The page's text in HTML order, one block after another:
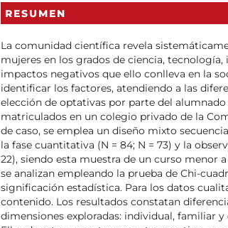
RESUMEN
La comunidad científica revela
mujeres en los grados de ciencia,
impactos negativos que ello conlleva en la
identificar los factores, atendiendo a las
elección de optativas por parte del
matriculados en un colegio privado de la
de caso, se emplea un diseño mixto
la fase cuantitativa (N = 84; N = 73) y la
22), siendo esta muestra de un curso menor
se analizan empleando la prueba de Chi-
significación estadística. Para los datos
contenido. Los resultados constatan
dimensiones exploradas: individual, familiar